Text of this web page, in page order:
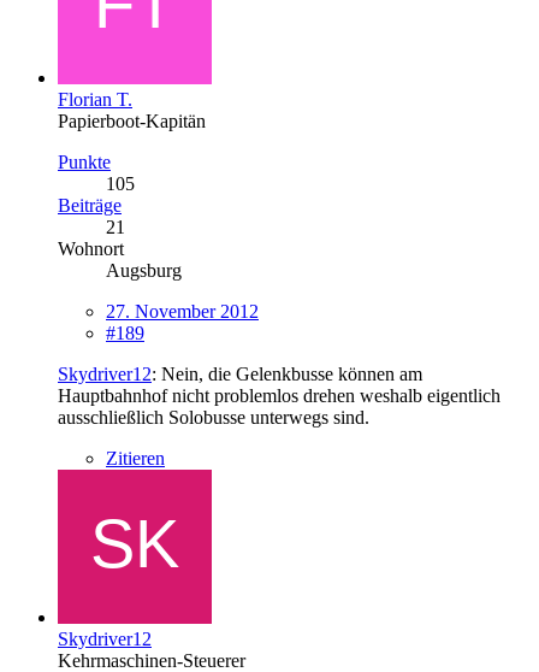
Florian T.
Papierboot-Kapitän
Punkte
105
Beiträge
21
Wohnort
Augsburg
27. November 2012
#189
Skydriver12: Nein, die Gelenkbusse können am
Hauptbahnhof nicht problemlos drehen weshalb eigentlich
ausschließlich Solobusse unterwegs sind.
Zitieren
Skydriver12
Kehrmaschinen-Steuerer